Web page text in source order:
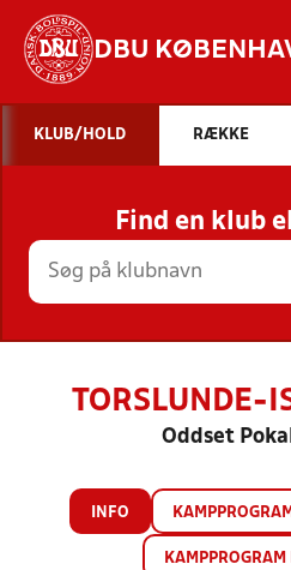
DBU
STILLINGER,
KLUB/HOLD RÆKKE
Find en klub
TORSLUNDE-
Oddset
INFO KAMPPROGRAM
KAMPPROGRAM